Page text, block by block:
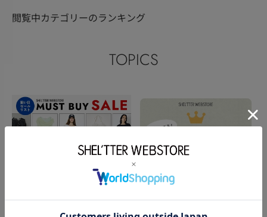
閲覧中カテゴリーのランキング
TOPICS